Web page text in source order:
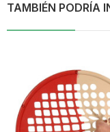
TAMBIÉN PODRÍA